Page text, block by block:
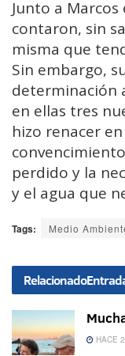
Junto a
contaron, sin
misma que
Sin embargo,
determinación
en ellas tres
hizo renacer
perdido y la
y el agua que
Tags: Medio
Relacionado
HACE